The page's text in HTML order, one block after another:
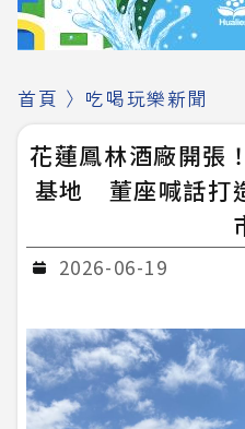
首頁 〉 吃喝玩樂新聞
花蓮鳳林酒廠開張
基地 董座喊話打
2026-06-19